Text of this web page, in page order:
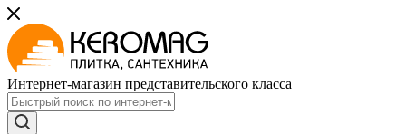
Интернет-магазин представительского класса